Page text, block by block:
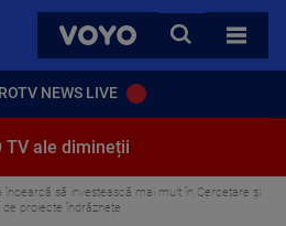
VOYO
CAUTA
TOATE
NEWS LIVE
TV ale dimineții
încearcă să investească mai mult în Cercetare și
de proiecte îndrăznețe